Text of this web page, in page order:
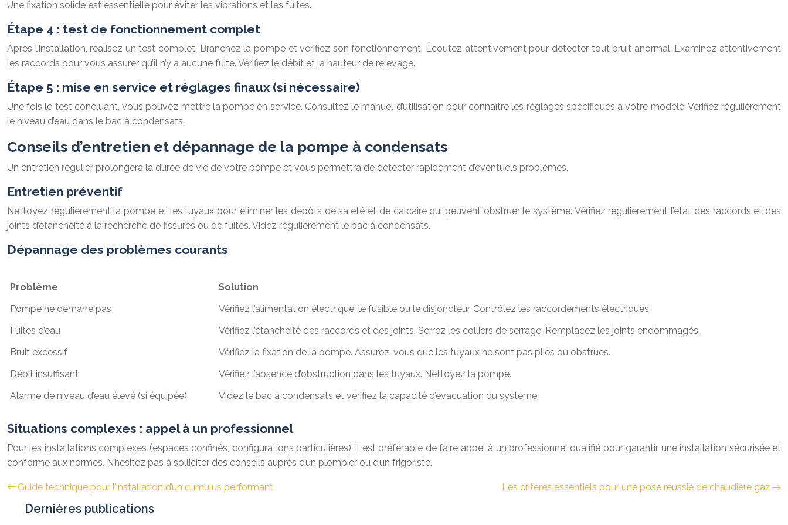
Une fixation solide est essentielle pour éviter les vibrations et les fuites.
Étape 4 : test de fonctionnement complet
Après l’installation, réalisez un test complet. Branchez la pompe et vérifiez son fonctionnement. Écoutez attentivement pour détecter tout bruit anormal. Examinez attentivement
les raccords pour vous assurer qu’il n’y a aucune fuite. Vérifiez le débit et la hauteur de relevage.
Étape 5 : mise en service et réglages finaux (si nécessaire)
Une fois le test concluant, vous pouvez mettre la pompe en service. Consultez le manuel d’utilisation pour connaître les réglages spécifiques à votre modèle. Vérifiez régulièrement
le niveau d’eau dans le bac à condensats.
Conseils d’entretien et dépannage de la pompe à condensats
Un entretien régulier prolongera la durée de vie de votre pompe et vous permettra de détecter rapidement d’éventuels problèmes.
Entretien préventif
Nettoyez régulièrement la pompe et les tuyaux pour éliminer les dépôts de saleté et de calcaire qui peuvent obstruer le système. Vérifiez régulièrement l’état des raccords et des
joints d’étanchéité à la recherche de fissures ou de fuites. Videz régulièrement le bac à condensats.
Dépannage des problèmes courants
Problème
Solution
Pompe ne démarre pas
Vérifiez l’alimentation électrique, le fusible ou le disjoncteur. Contrôlez les raccordements électriques.
Fuites d’eau
Vérifiez l’étanchéité des raccords et des joints. Serrez les colliers de serrage. Remplacez les joints endommagés.
Bruit excessif
Vérifiez la fixation de la pompe. Assurez-vous que les tuyaux ne sont pas pliés ou obstrués.
Débit insuffisant
Vérifiez l’absence d’obstruction dans les tuyaux. Nettoyez la pompe.
Alarme de niveau d’eau élevé (si équipée)
Videz le bac à condensats et vérifiez la capacité d’évacuation du système.
Situations complexes : appel à un professionnel
Pour les installations complexes (espaces confinés, configurations particulières), il est préférable de faire appel à un professionnel qualifié pour garantir une installation sécurisée et
conforme aux normes. N’hésitez pas à solliciter des conseils auprès d’un plombier ou d’un frigoriste.
Guide technique pour l’installation d’un cumulus performant Les critères essentiels pour une pose réussie de chaudière gaz
Dernières publications